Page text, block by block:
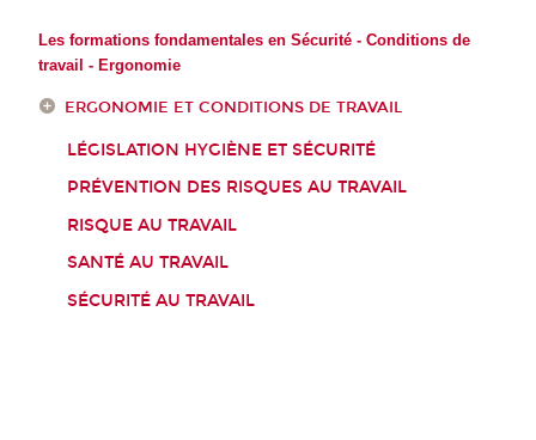
Les formations fondamentales en Sécurité - Conditions de
travail - Ergonomie
ERGONOMIE ET CONDITIONS DE TRAVAIL
LÉGISLATION HYGIÈNE ET SÉCURITÉ
PRÉVENTION DES RISQUES AU TRAVAIL
RISQUE AU TRAVAIL
SANTÉ AU TRAVAIL
SÉCURITÉ AU TRAVAIL